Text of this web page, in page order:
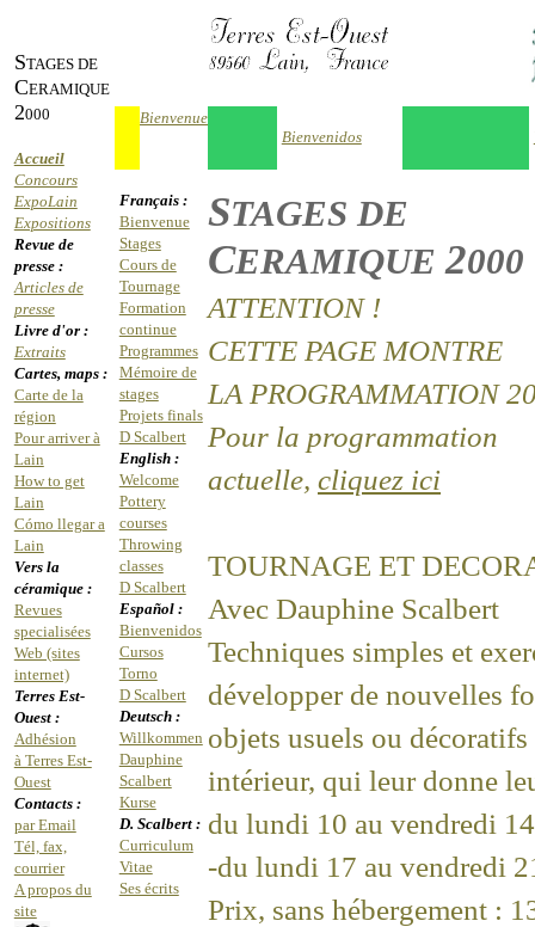
STAGES DE
CERAMIQUE
2000
Accueil
Concours
ExpoLain
Expositions
Revue de
presse :
Articles de
presse
Livre d'or :
Extraits
Cartes, maps :
Carte de la
région
Pour arriver à
Lain
How to get
Lain
Cómo llegar a
Lain
Vers la
céramique :
Revues
specialisées
Web (sites
internet)
Terres Est-
Ouest :
Adhésion
à Terres Est-
Ouest
Contacts :
par Email
Tél, fax,
courrier
A propos du
site
Bienvenue
Bienvenidos
Français :
Bienvenue
Stages
Cours de
Tournage
Formation
continue
Programmes
Mémoire de
stages
Projets finals
D Scalbert
English :
Welcome
Pottery
courses
Throwing
classes
D Scalbert
Español :
Bienvenidos
Cursos
Torno
D Scalbert
Deutsch :
Willkommen
Dauphine
Scalbert
Kurse
D. Scalbert :
Curriculum
Vitae
Ses écrits
STAGES DE
CERAMIQUE 2000
ATTENTION !
CETTE PAGE MONTRE
LA PROGRAMMATION
Pour la programmation
actuelle, cliquez ici
TOURNAGE ET
Avec Dauphine Scalbert
Techniques simples et
développer de nouvelles
objets usuels ou
intérieur, qui leur donne
du lundi 10 au vendredi
-du lundi 17 au vendredi
Prix, sans hébergement :